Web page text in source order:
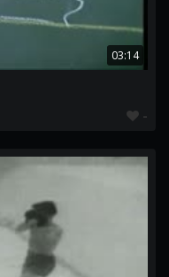
03:14
-